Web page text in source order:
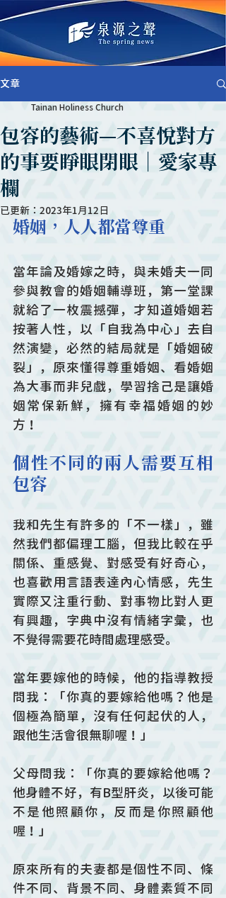
文章
包容的藝術—不喜悅對方
的事要睜眼閉眼｜愛家專
欄
Tainan Holiness Church
已更新： 2023年1月12日
婚姻，人人都當尊重
當年論及婚嫁之時，與未婚夫一同
參與教會的婚姻輔導班，第一堂課
就給了一枚震撼彈，才知道婚姻若
按著人性，以「自我為中心」去自
然演變，必然的結局就是「婚姻破
裂」，原來懂得尊重婚姻、看婚姻
為大事而非兒戲，學習捨己是讓婚
姻常保新鮮，擁有幸福婚姻的妙
方！
個性不同的兩人需要互相
包容
我和先生有許多的「不一樣」，雖
然我們都偏理工腦，但我比較在乎
關係、重感覺、對感受有好奇心，
也喜歡用言語表達內心情感，先生
實際又注重行動、對事物比對人更
有興趣，字典中沒有情緒字彙，也
不覺得需要花時間處理感受。
當年要嫁他的時候，他的指導教授
問我：「你真的要嫁給他嗎？他是
個極為簡單，沒有任何起伏的人，
跟他生活會很無聊喔！」
父母問我：「你真的要嫁給他嗎？
他身體不好，有B型肝炎，以後可能
不是他照顧你，反而是你照顧他
喔！」
原來所有的夫妻都是個性不同、條
件不同、背景不同、身體素質不同